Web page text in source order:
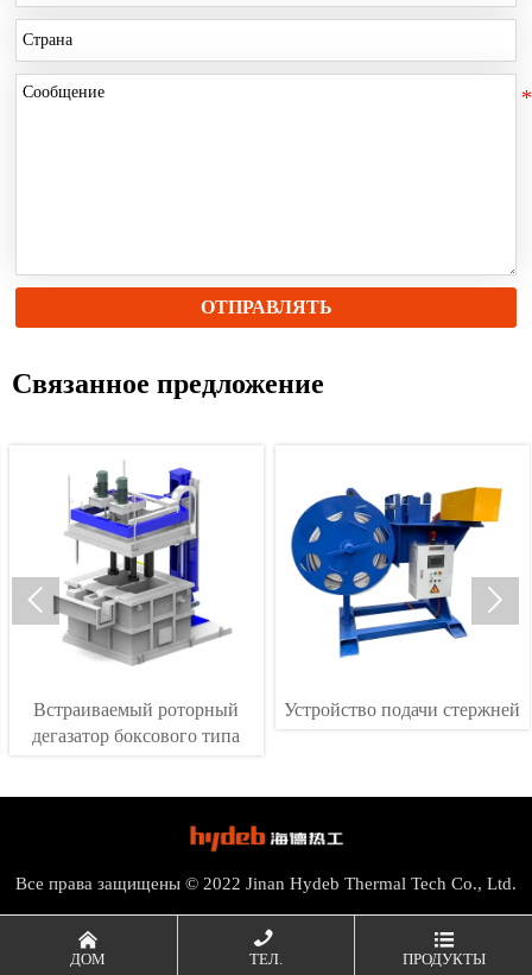
ОТПРАВЛЯТЬ
Связанное предложение
Встраиваемый роторный
дегазатор боксового типа
Устройство подачи стержней
 
Все права защищены © 2022 Jinan Hydeb Thermal Tech Co., Ltd.

ДОМ

ТЕЛ.

ПРОДУКТЫ